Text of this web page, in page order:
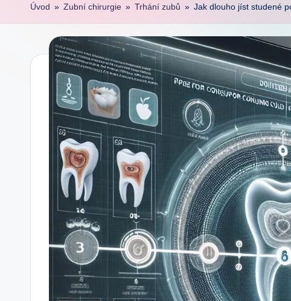
Úvod » Zubní chirurgie » Trhání zubů » Jak dlouho jíst studené